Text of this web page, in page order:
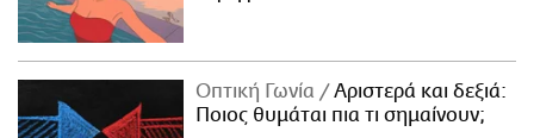
Οπτική Γωνία
Αριστερά και δεξιά:
Ποιος θυμάται πια τι σημαίνουν;